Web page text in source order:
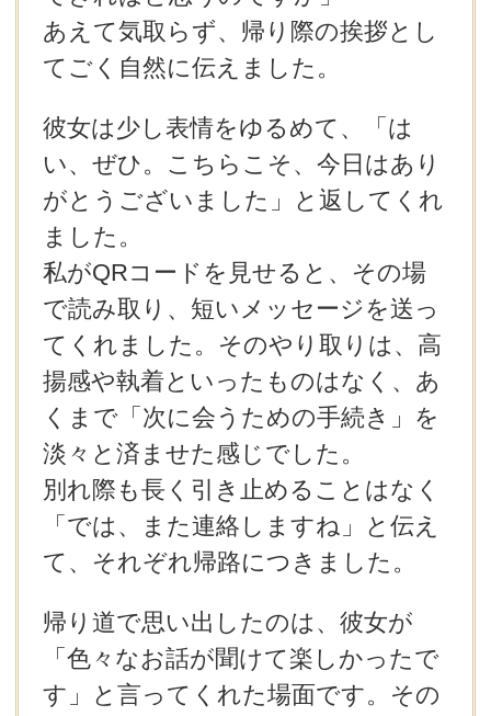
あえて気取らず、帰り際の挨拶とし
てごく自然に伝えました。
彼女は少し表情をゆるめて、「は
い、ぜひ。こちらこそ、今日はあり
がとうございました」と返してくれ
ました。
私がQRコードを見せると、その場
で読み取り、短いメッセージを送っ
てくれました。そのやり取りは、高
揚感や執着といったものはなく、あ
くまで「次に会うための手続き」を
淡々と済ませた感じでした。
別れ際も長く引き止めることはなく
「では、また連絡しますね」と伝え
て、それぞれ帰路につきました。
帰り道で思い出したのは、彼女が
「色々なお話が聞けて楽しかったで
す」と言ってくれた場面です。その